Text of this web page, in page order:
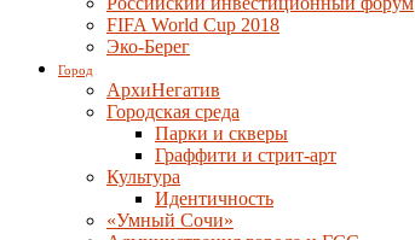
FIFA World Cup 2018
Эко-Берег
Город
АрхиНегатив
Городская среда
Парки и скверы
Граффити и стрит-арт
Культура
Идентичность
«Умный Сочи»